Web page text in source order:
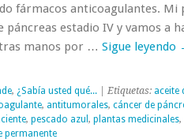
fármacos anticoagulantes. Mi
estadio IV y vamos a
manos por … Sigue leyendo
, ¿Sabía usted qué...| Etiquetas: aceite
, antitumorales, cáncer de
, pescado azul , plantas medicinales,
permanente